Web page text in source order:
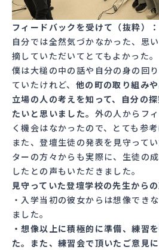
フィードバックを受けて（抜粋）：
自分では全然気づかなかった、思
摘していただいてとてもよかった。
僕は大槌の中の話や自分の身の回
ていたけれど、 他の町の取り組み
立場の人の考えを知って、自分の
たいと思いました。 外の人からフ
く機会はなかったので、とても参
また、登壇生徒の発表を見守って
ターの方々からも実際に、生徒の
したとの声もいただきました。
見守っていた登壇学校の先生からの
・入学当初の彼女からは想像でき
ました。
・想像以上に積極的に準備、練習
た。また、練習会で頂いたご意見